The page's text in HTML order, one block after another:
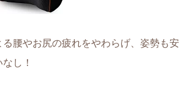
腰やお尻の疲れをやわらげ、姿勢も安
し！